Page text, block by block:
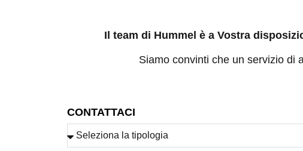
Il team di Hummel è a Vostra
Siamo convinti che un servizio di
CONTATTACI